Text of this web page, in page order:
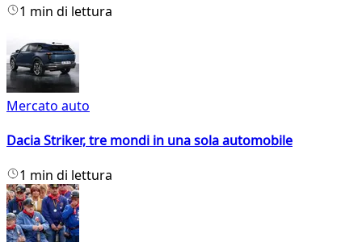
1 min di lettura
Mercato auto
Dacia Striker, tre mondi in una sola automobile
1 min di lettura